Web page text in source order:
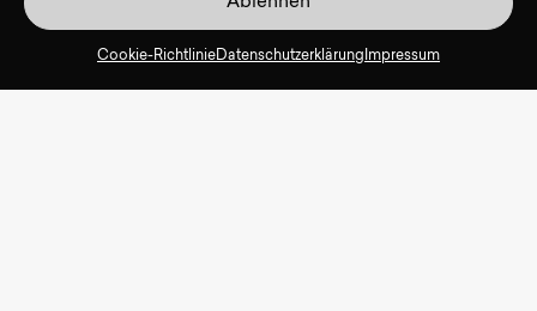
Cookie-RichtlinieDatenschutzerklärung Impressum